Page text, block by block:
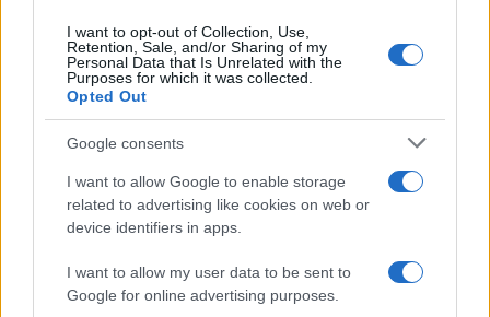
I want to opt-out of Collection, Use,
Retention, Sale, and/or Sharing of my
Personal Data that Is Unrelated with the
Purposes for which it was collected.
Opted Out
Google consents
I want to allow Google to enable storage
related to advertising like cookies on web or
device identifiers in apps.
I want to allow my user data to be sent to
Google for online advertising purposes.